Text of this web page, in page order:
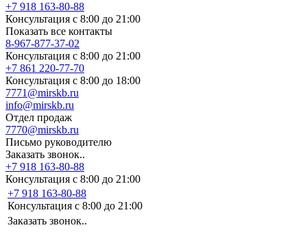
+7 918 163-80-88
Консультация с 8:00 до 21:00
Показать все контакты
8-967-877-37-02
Консультация с 8:00 до 21:00
+7 861 220-77-70
Консультация с 8:00 до 18:00
7771@mirskb.ru
info@mirskb.ru
Отдел продаж
7770@mirskb.ru
Письмо руководителю
Заказать звонок..
+7 918 163-80-88
Консультация с 8:00 до 21:00
+7 918 163-80-88
Консультация с 8:00 до 21:00
Заказать звонок..